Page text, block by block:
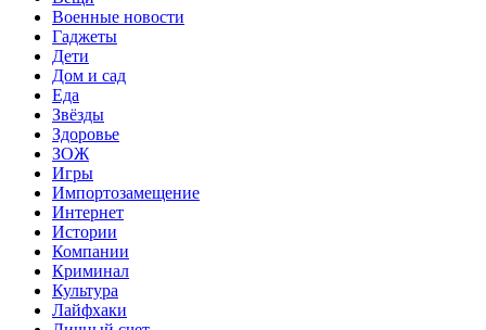
Военные новости
Гаджеты
Дети
Дом и сад
Еда
Звёзды
Здоровье
ЗОЖ
Игры
Импортозамещение
Интернет
Истории
Компании
Криминал
Культура
Лайфхаки